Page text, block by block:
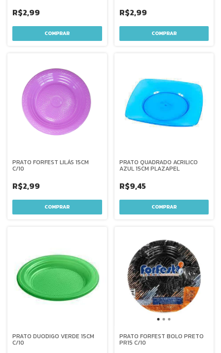
R$2,99 R$2,99
PRATO FORFEST LILÁS 15CM
C/10
R$2,99
PRATO QUADRADO ACRILICO
AZUL 15CM PLAZAPEL
R$9,45
PRATO DUODIGO VERDE 15CM
C/10
PRATO FORFEST BOLO PRETO
PR15 C/10